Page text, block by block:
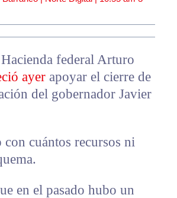
federal Arturo
ayerapoyar el cierre de
del gobernador Javier
cuántos recursos ni
en el pasado hubo un